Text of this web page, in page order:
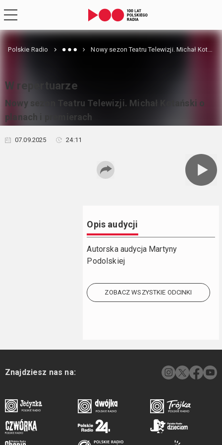
Polskie Radio Nowy sezon Teatru Telewizji. Michał Kotański o planach i premierach
W repertuarze
Nowy sezon Teatru Telewizji. Michał Kotański o
planach i premierach
07.09.2025 24:11
Opis audycji
Autorska audycja Martyny
Podolskiej
ZOBACZ WSZYSTKIE ODCINKI
Znajdziesz nas na: